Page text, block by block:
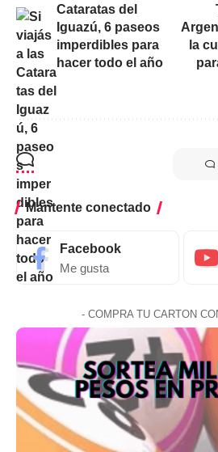
Cataratas del
Iguazú, 6 paseos
imperdibles para
hacer todo el año
la
Mantente conectado
Facebook
Me gusta
- COMPRA TU CARTON